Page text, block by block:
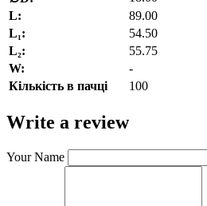
L:
89.00
L₁:
54.50
L₂:
55.75
W:
-
Кількість в пачці
100
Write a review
Your Name